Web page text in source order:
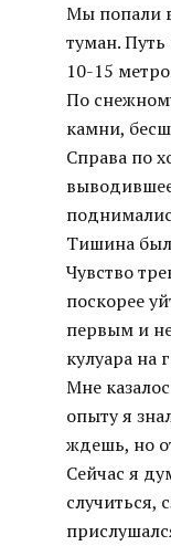
Мы попали
туман.
10-15
По
камни,
Справа по
Тишина
Чувство
поскорее
первым и
кулуара на
Мне
опыту я
ждешь, но
Сейчас я
случиться,